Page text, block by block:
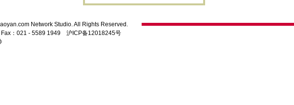
Network Studio. All Rights Reserved.
：021 - 5589 1949 沪ICP备12018245号